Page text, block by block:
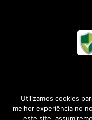
Utilizamos cookies
melhor experiência no